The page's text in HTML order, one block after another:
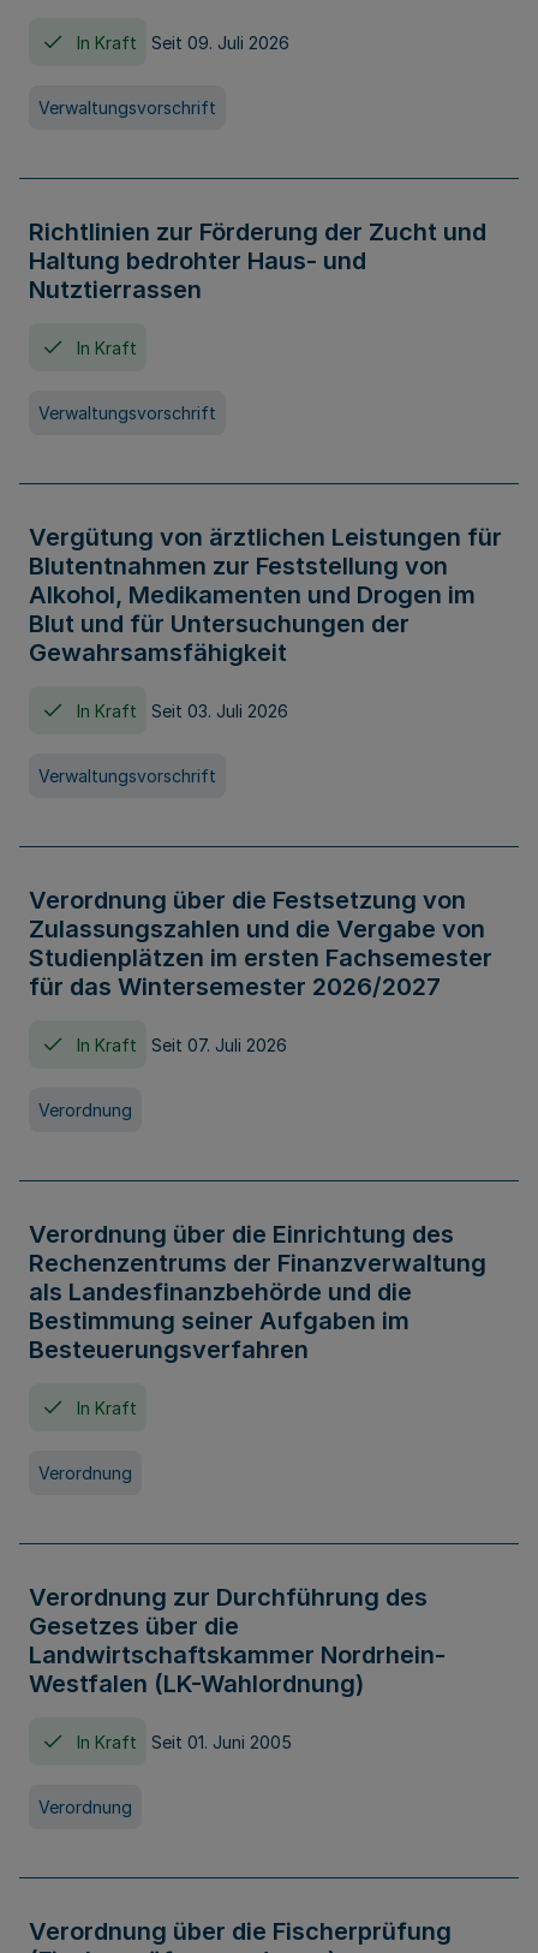
In Kraft Seit 09. Juli 2026
Verwaltungsvorschrift
Richtlinien zur Förderung der Zucht und
Haltung bedrohter Haus- und
Nutztierrassen
In Kraft
Verwaltungsvorschrift
Vergütung von ärztlichen Leistungen für
Blutentnahmen zur Feststellung von
Alkohol, Medikamenten und Drogen im
Blut und für Untersuchungen der
Gewahrsamsfähigkeit
In Kraft Seit 03. Juli 2026
Verwaltungsvorschrift
Verordnung über die Festsetzung von
Zulassungszahlen und die Vergabe von
Studienplätzen im ersten Fachsemester
für das Wintersemester 2026/2027
In Kraft Seit 07. Juli 2026
Verordnung
Verordnung über die Einrichtung des
Rechenzentrums der Finanzverwaltung
als Landesfinanzbehörde und die
Bestimmung seiner Aufgaben im
Besteuerungsverfahren
In Kraft
Verordnung
Verordnung zur Durchführung des
Gesetzes über die
Landwirtschaftskammer Nordrhein-
Westfalen (LK-Wahlordnung)
In Kraft Seit 01. Juni 2005
Verordnung
Verordnung über die Fischerprüfung